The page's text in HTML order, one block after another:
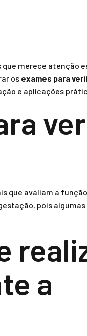
que merece atenção
os exames para
e aplicações
que avaliam a
pois
a